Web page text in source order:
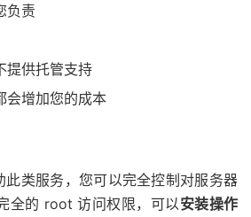
负责
提供托管支持
会增加您的成本
此类服务，您可以完全控制对服务器
全的 root 访问权限，可以 安装操作